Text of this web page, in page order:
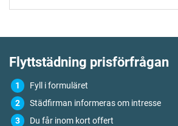
Flyttstädning prisförfrågan
Fyll i formuläret
Städfirman informeras om intresse
Du får inom kort offert